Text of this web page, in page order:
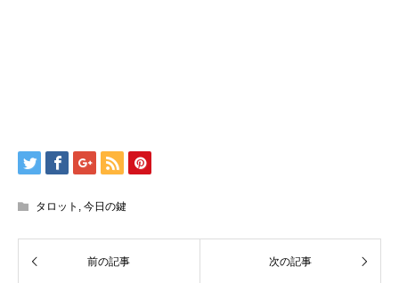
タロット , 今日の鍵